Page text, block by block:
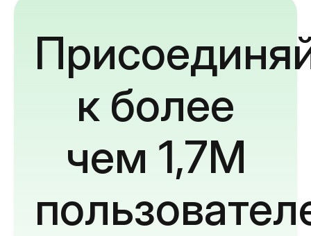
к более
чем 1,7M